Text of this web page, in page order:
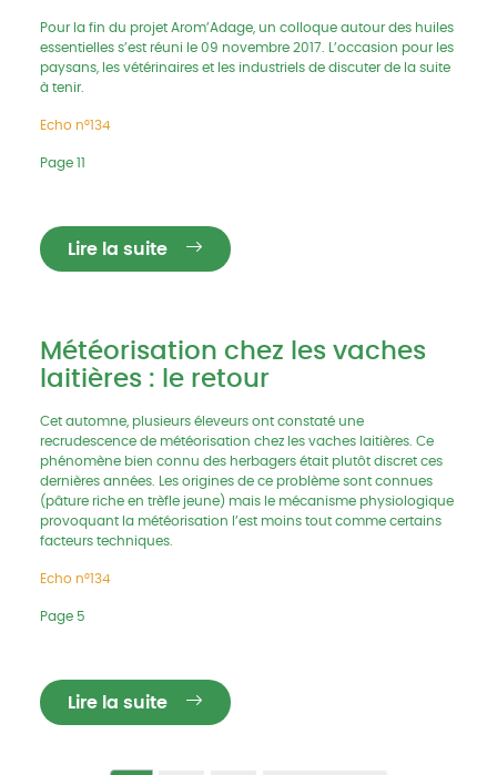
Pour la fin du projet Arom’Adage, un colloque autour des huiles
essentielles s’est réuni le 09 novembre 2017. L’occasion pour les
paysans, les vétérinaires et les industriels de discuter de la suite
à tenir.
Echo n°134
Page 11
Lire la suite
Météorisation chez les vaches
laitières : le retour
Cet automne, plusieurs éleveurs ont constaté une
recrudescence de météorisation chez les vaches laitières. Ce
phénomène bien connu des herbagers était plutôt discret ces
dernières années. Les origines de ce problème sont connues
(pâture riche en trèfle jeune) mais le mécanisme physiologique
provoquant la météorisation l’est moins tout comme certains
facteurs techniques.
Echo n°134
Page 5
Lire la suite